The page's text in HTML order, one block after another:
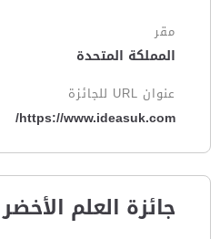
مقر
المملكة المتحدة
عنوان URL للجائزة
https://www.ideasuk.com/
جائزة العلم الأخضر